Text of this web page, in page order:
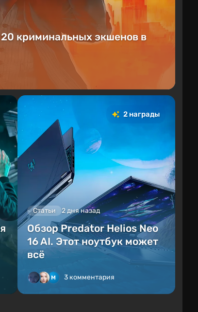
криминальных экшенов в
2 награды
Статьи 2 дня назад
Обзор Predator Helios Neo
16 AI. Этот ноутбук может
всё
3 комментария